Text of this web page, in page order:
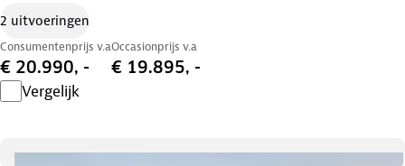
2 uitvoeringen
Consumentenprijs v.a
€ 20.990, -
Occasionprijs v.a
€ 19.895, -
Vergelijk